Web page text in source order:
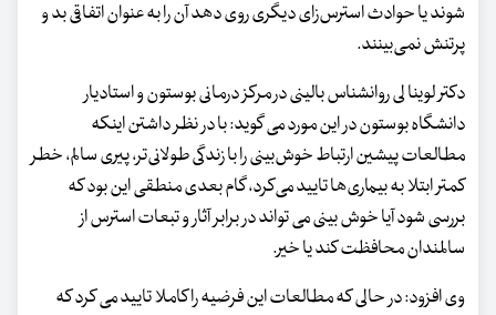
شوند یا حوادث استرس‌زای دیگری روی دهد آن را به عنوان اتفاقی بد و
پرتنش نمی‌بینند.
دکتر لوینا لی روانشناس بالینی در مرکز درمانی بوستون و استادیار
دانشگاه بوستون در این مورد می گوید: با در نظر داشتن اینکه
مطالعات پیشین ارتباط خوش‌بینی را با زندگی طولانی‌تر، پیری سالم، خطر
کمتر ابتلا به بیماری‌ها تایید می‌کرد، گام بعدی منطقی این بود که
بررسی شود آیا خوش بینی می تواند در برابر آثار و تبعات استرس از
سالمندان محافظت کند یا خیر.
وی افزود: در حالی که مطالعات این فرضیه را کاملا تایید می کرد که